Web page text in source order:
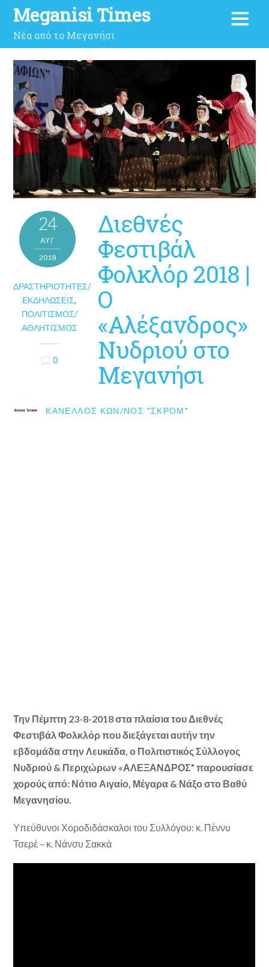
Meganisi Times
Νέα από το Μεγανήσι
24
ΑΥΓ
2018
ΔΡΑΣΤΗΡΙΌΤΗΤΕΣ/
ΕΚΔΗΛΏΣΕΙΣ,
ΠΟΛΙΤΙΣΜΌΣ/
ΑΘΛΗΤΙΣΜΌΣ
0
Διεθνές
Φεστιβάλ
Φολκλόρ 2018 |
Ο
«Αλέξανδρος»
Νυδριού στο
Μεγανήσι
ΚΑΝΈΛΛΟΣ ΚΩΝ/ΝΟΣ "ΣΚΡΟΜ"
Την Πέμπτη 23-8-2018 στα πλαίσια του Διεθνές
Φεστιβάλ Φολκλόρ που διεξάγεται αυτήν την
εβδομάδα στην Λευκάδα, ο Πολιτιστικός Σύλλογος
Νυδριού & Περιχώρων «ΑΛΕΞΑΝΔΡΟΣ” παρουσίασε
χορούς από: Νότιο Αιγαίο, Μέγαρα & Νάξο στο Βαθύ
Μεγανησίου.
Υπεύθυνοι Χοροδιδάσκαλοι του Συλλόγου: κ. Πέννυ
Τσερέ – κ. Νάνσυ Σακκά